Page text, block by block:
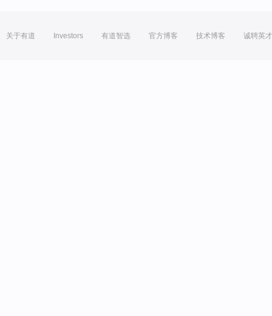
关于有道 Investors 有道智选 官方博客 技术博客 诚聘英才